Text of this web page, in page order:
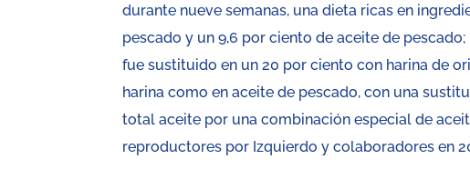
durante nueve semanas, una dieta ricas en
pescado y un 9,6 por ciento de aceite de
fue sustituido en un 20 por ciento con harina de
harina como en aceite de pescado, con una
total aceite por una combinación especial de
reproductores por Izquierdo y colaboradores en